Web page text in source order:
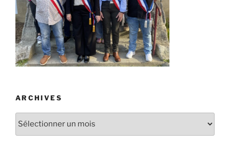
ARCHIVES
Archives